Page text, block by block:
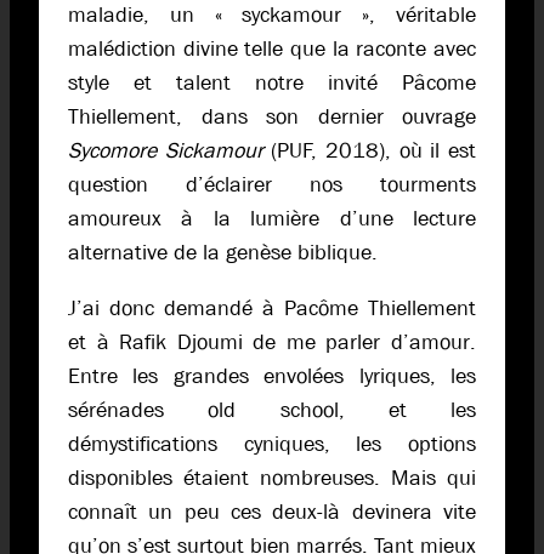
maladie, un « syckamour », véritable
malédiction divine telle que la raconte avec
style et talent notre invité Pâcome
Thiellement, dans son dernier ouvrage
Sycomore Sickamour(PUF, 2018), où il est
question d’éclairer nos tourments
amoureux à la lumière d’une lecture
alternative de la genèse biblique.
J’ai donc demandé à Pacôme Thiellement
et à Rafik Djoumi de me parler d’amour.
Entre les grandes envolées lyriques, les
sérénades old school, et les
démystifications cyniques, les options
disponibles étaient nombreuses. Mais qui
connaît un peu ces deux-là devinera vite
qu’on s’est surtout bien marrés. Tant mieux